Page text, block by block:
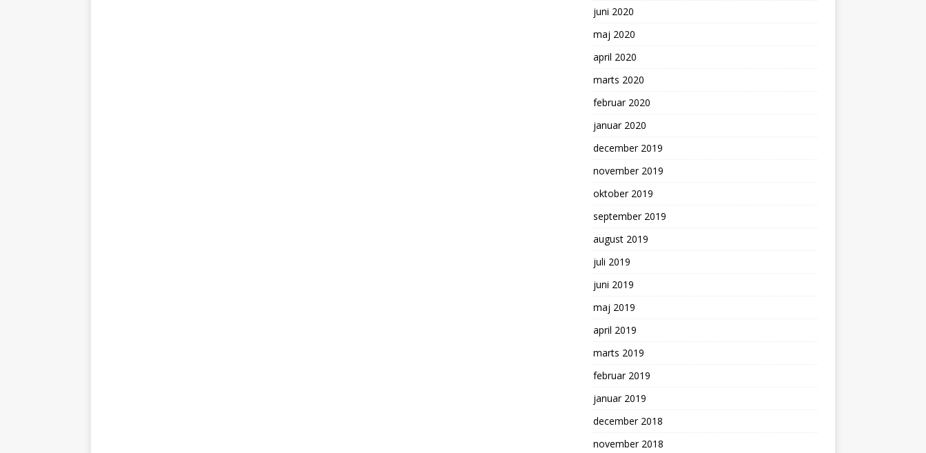
juni 2020
maj 2020
april 2020
marts 2020
februar 2020
januar 2020
december 2019
november 2019
oktober 2019
september 2019
august 2019
juli 2019
juni 2019
maj 2019
april 2019
marts 2019
februar 2019
januar 2019
december 2018
november 2018